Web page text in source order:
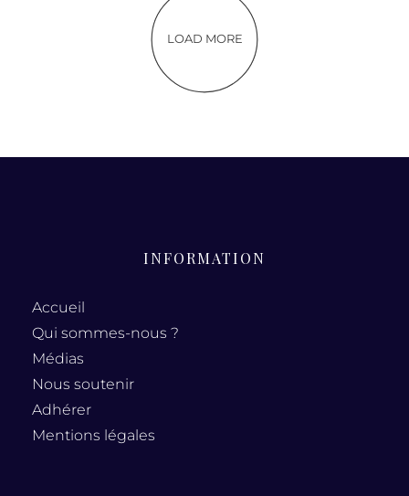
LOAD MORE
INFORMATION
Accueil
Qui sommes-nous ?
Médias
Nous soutenir
Adhérer
Mentions légales